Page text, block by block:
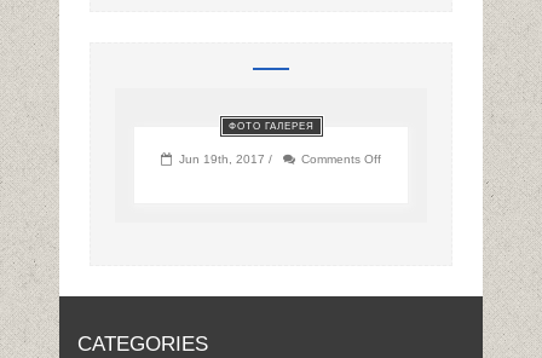
ФОТО ГАЛЕРЕЯ
Jun 19th, 2017 / Comments Off
CATEGORIES